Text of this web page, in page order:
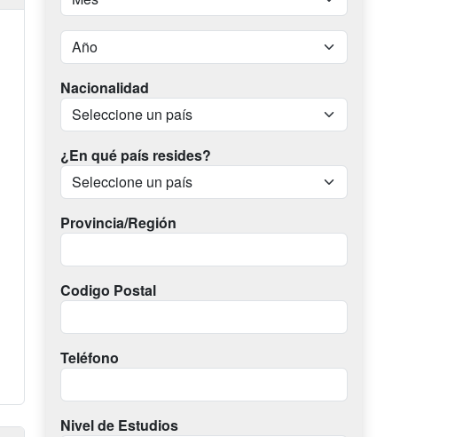
Nacionalidad
¿En qué país resides?
Provincia/Región
Codigo Postal
Teléfono
Nivel de Estudios